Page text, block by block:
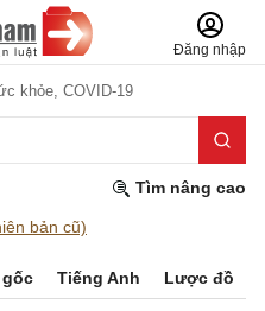
Đăng nhập
khỏe, COVID-19
Tìm nâng cao
bản cũ)
gốc Tiếng Anh Lược đồ